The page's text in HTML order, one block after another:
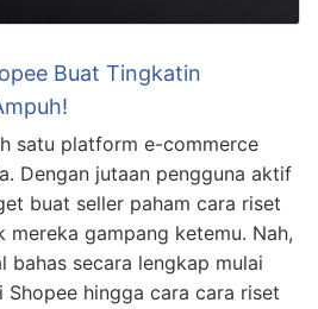
Buat Tingkatin
satu platform e-commerce
Dengan jutaan pengguna aktif
buat seller paham cara riset
gampang ketemu. Nah,
secara lengkap mulai
hingga cara cara riset